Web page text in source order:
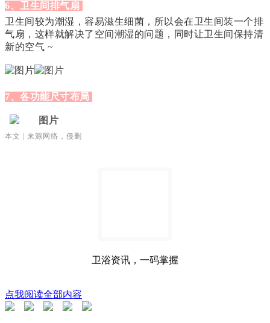
6、卫生间排气扇
卫生间较为潮湿，容易滋生细菌，所以会在卫生间装一个排
气扇，这样就解决了空间潮湿的问题，同时让卫生间保持清
新的空气 ~
7、各功能尺寸布局
本文 | 来源网络，侵删
卫浴资讯，一码掌握
点我阅读全部内容